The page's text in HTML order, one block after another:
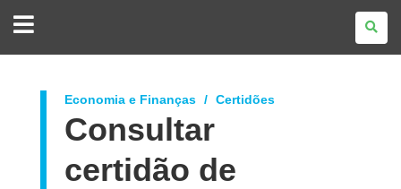
DO
Economia e Finanças Certidões
Consultar
certidão de